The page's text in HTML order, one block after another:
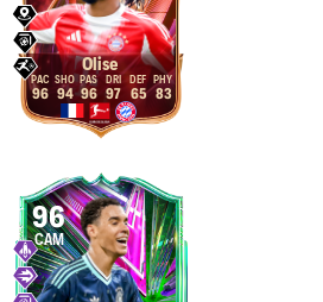
Olise
96 94 96 97 65 83
96
CAM